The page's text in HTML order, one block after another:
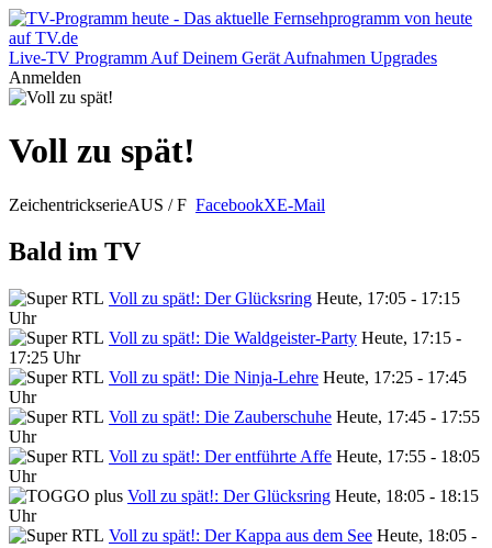
Live-TV Programm Auf Deinem Gerät Aufnahmen Upgrades
Anmelden
Voll zu spät!
ZeichentrickserieAUS / F FacebookXE-Mail
Bald im TV
Voll zu spät!: Der Glücksring Heute, 17:05 - 17:15
Uhr
Voll zu spät!: Die Waldgeister-Party Heute, 17:15 -
17:25 Uhr
Voll zu spät!: Die Ninja-Lehre Heute, 17:25 - 17:45
Uhr
Voll zu spät!: Die Zauberschuhe Heute, 17:45 - 17:55
Uhr
Voll zu spät!: Der entführte Affe Heute, 17:55 - 18:05
Uhr
Voll zu spät!: Der Glücksring Heute, 18:05 - 18:15
Uhr
Voll zu spät!: Der Kappa aus dem See Heute, 18:05 -